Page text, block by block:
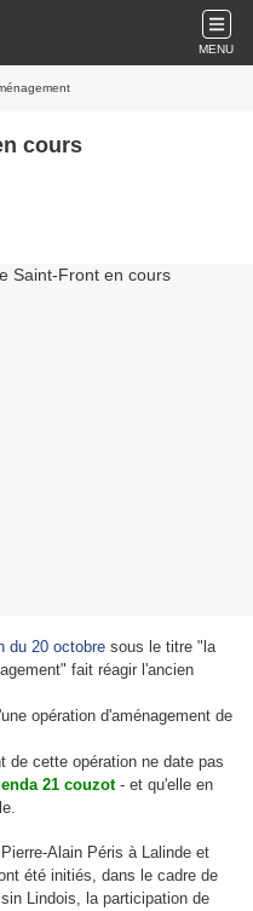
MENU
cours
du 20 octobre sous le titre "la
fait réagir l'ancien
opération d'aménagement de
de cette opération ne date pas
21 couzot- et qu'elle en
Alain Péris à Lalinde et
été initiés, dans le cadre de
Lindois, la participation de